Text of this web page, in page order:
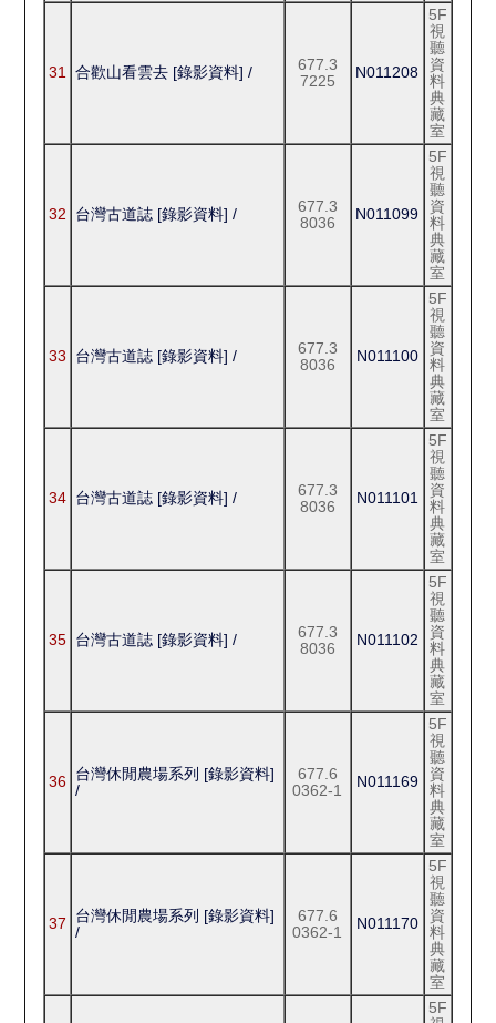
31 合歡山看雲去 [錄影資料] /
677.3
7225
N011208
5F
視
聽
資
料
典
藏
室
32 台灣古道誌 [錄影資料] /
677.3
8036
N011099
5F
視
聽
資
料
典
藏
室
33 台灣古道誌 [錄影資料] /
677.3
8036
N011100
5F
視
聽
資
料
典
藏
室
34 台灣古道誌 [錄影資料] /
677.3
8036
N011101
5F
視
聽
資
料
典
藏
室
35 台灣古道誌 [錄影資料] /
677.3
8036
N011102
5F
視
聽
資
料
典
藏
室
36 台灣休閒農場系列 [錄影資料]
/
677.6
0362-1
N011169
5F
視
聽
資
料
典
藏
室
37
台灣休閒農場系列 [錄影資料]
/
677.6
0362-1
N011170
5F
視
聽
資
料
典
藏
室
5F